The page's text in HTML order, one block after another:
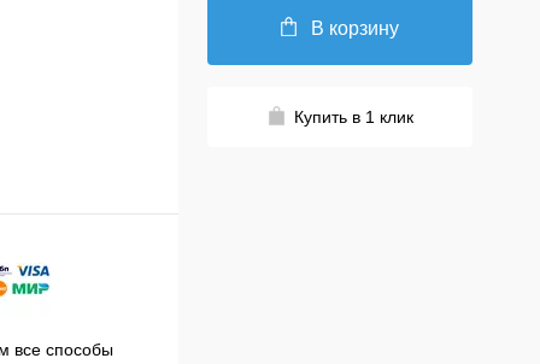
все способы
В корзину
Купить в 1 клик